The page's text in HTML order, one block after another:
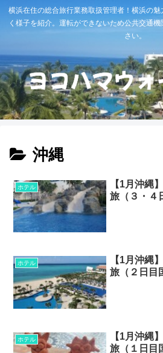
横浜在住の総合旅行業務取扱管理者！横浜の
く様子を紹介。運転ができないため公共交通
さい。
沖縄
ホテル
【1月沖縄
旅（３・４
ホテル
【1月沖縄
旅（２日目
ホテル
【1月沖縄
旅（１日目